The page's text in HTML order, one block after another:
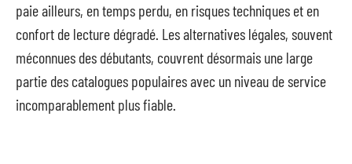
paie ailleurs, en temps perdu, en risques techniques et en
confort de lecture dégradé. Les alternatives légales, souvent
méconnues des débutants, couvrent désormais une large
partie des catalogues populaires avec un niveau de service
incomparablement plus fiable.